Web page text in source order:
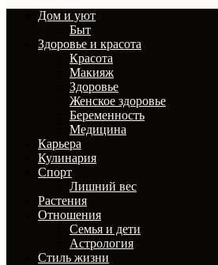
Дом и уют
Быт
Здоровье и красота
Красота
Макияж
Здоровье
Женское здоровье
Беременность
Медицина
Карьера
Кулинария
Спорт
Лишний вес
Растения
Отношения
Семья и дети
Астрология
Стиль жизни